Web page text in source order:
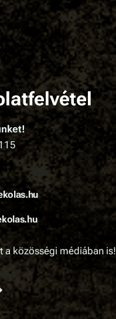
a közösségi médiában is!